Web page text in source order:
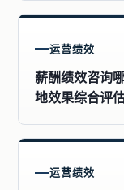
运营绩效
薪酬绩效咨询
地效果综合评
运营绩效